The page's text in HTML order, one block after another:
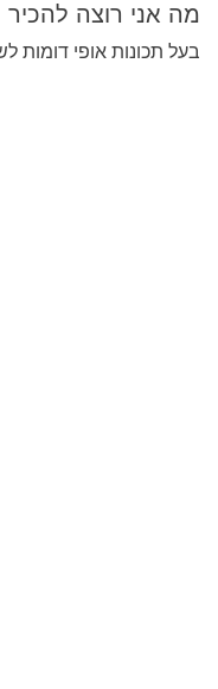
מה אני רוצה להכיר
בעל תכונות אופי דומות